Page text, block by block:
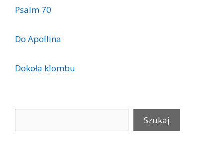
Psalm 70
Do Apollina
Dokoła klombu
Szukaj